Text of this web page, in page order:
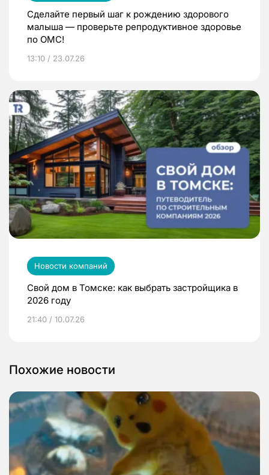
Сделайте первый шаг к рождению здорового
малыша — проверьте репродуктивное здоровье
по ОМС!
13:10 / 23.07.26
Новости компаний
Свой дом в Томске: как выбрать застройщика в
2026 году
21:40 / 10.07.26
Похожие новости